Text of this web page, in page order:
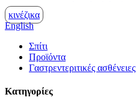
κινέζικα
English
Σπίτι
Προϊόντα
Γαστρεντεριτικές ασθένειες
Κατηγορίες